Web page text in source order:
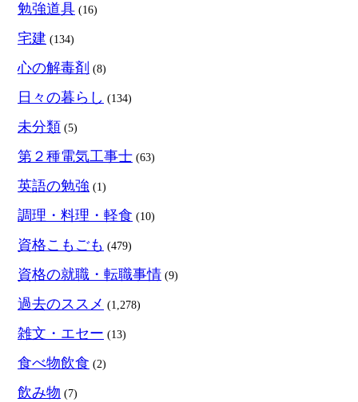
勉強道具 (16)
宅建 (134)
心の解毒剤 (8)
日々の暮らし (134)
未分類 (5)
第２種電気工事士 (63)
英語の勉強 (1)
調理・料理・軽食 (10)
資格こもごも (479)
資格の就職・転職事情 (9)
過去のススメ (1,278)
雑文・エセー (13)
食べ物飲食 (2)
飲み物 (7)